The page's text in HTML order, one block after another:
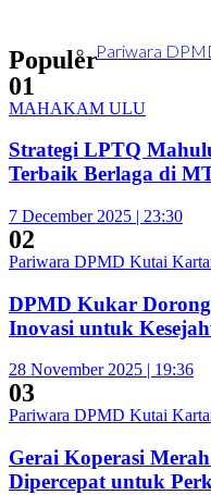
Pariwara
Populer
01
MAHAKAM ULU
Strategi LPTQ
Terbaik Berlaga di
7 December 2025 | 23:30
02
Pariwara DPMD Kutai
DPMD Kukar
Inovasi untuk
28 November 2025 | 19:36
03
Pariwara DPMD Kutai
Gerai Koperasi
Dipercepat untuk